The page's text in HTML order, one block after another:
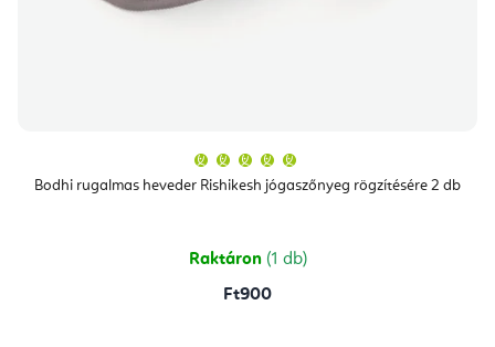
Bodhi rugalmas heveder Rishikesh jógaszőnyeg rögzítésére 2 db
átlagos
értékelése
csillag.
Raktáron (1 db)
Ft900